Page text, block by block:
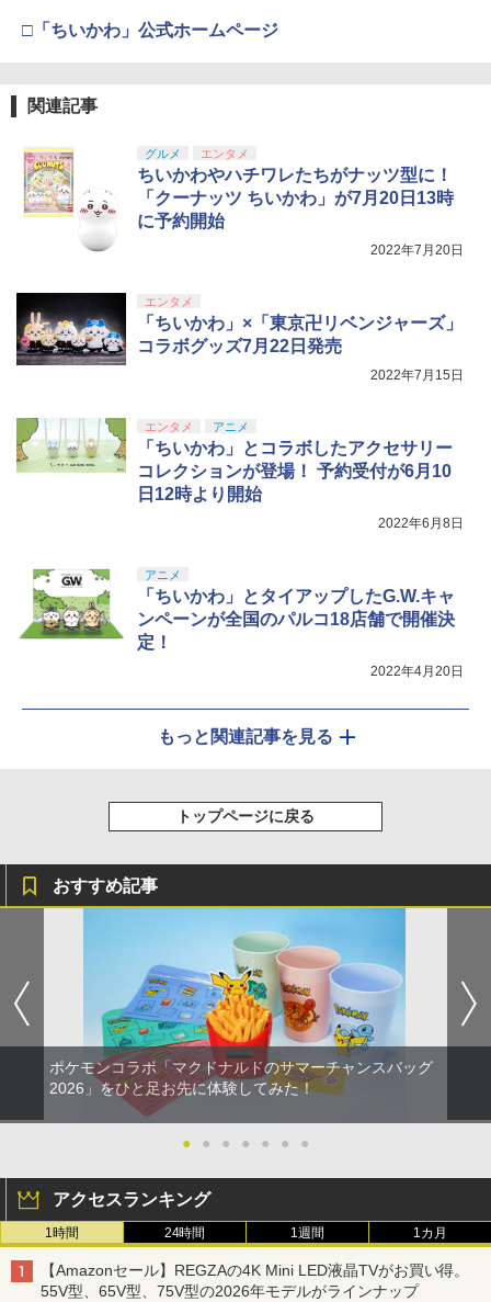
￥11,849
4
￥10,737
【純正品】DualSense ワイヤレスコン
￥10,737
￥2,618
【純正品】Xbox ワイヤレス コントロー
￥8,020
劇場版「鬼滅の刃」無限城編 第一章 猗
4
劇場版「鬼滅の刃」無限城編 第一章 猗
窩座再来 完全生産限定版 [Blu-ray]
5
【Amazon.co.jp限定】劇場版モノノ怪
第三章 蛇神 (オリジナル特典:オリジナル
巾着＋メーカー特典:【坤と離】二振りの
しイラストボード付) [Blu-ray]
￥9,900
□「ちいかわ」公式ホームページ
関連記事
グルメ エンタメ
ちいかわやハチワレたちがナッツ型に！
「クーナッツ ちいかわ」が7月20日13時
に予約開始
2022年7月20日
エンタメ
「ちいかわ」×「東京卍リベンジャーズ」
コラボグッズ7月22日発売
2022年7月15日
エンタメ アニメ
「ちいかわ」とコラボしたアクセサリー
コレクションが登場！ 予約受付が6月10
日12時より開始
2022年6月8日
アニメ
「ちいかわ」とタイアップしたG.W.キャ
ンペーンが全国のパルコ18店舗で開催決
定！
2022年4月20日
もっと関連記事を見る
トップページに戻る
おすすめ記事
ポケモンコラボ「マクドナルドのサマーチャンスバッグ
2026」をひと足お先に体験してみた！
● ● ● ● ● ● ●
アクセスランキング
1時間 24時間 1週間 1カ月
【Amazonセール】REGZAの4K Mini LED液晶TVがお買い得。
55V型、65V型、75V型の2026年モデルがラインナップ